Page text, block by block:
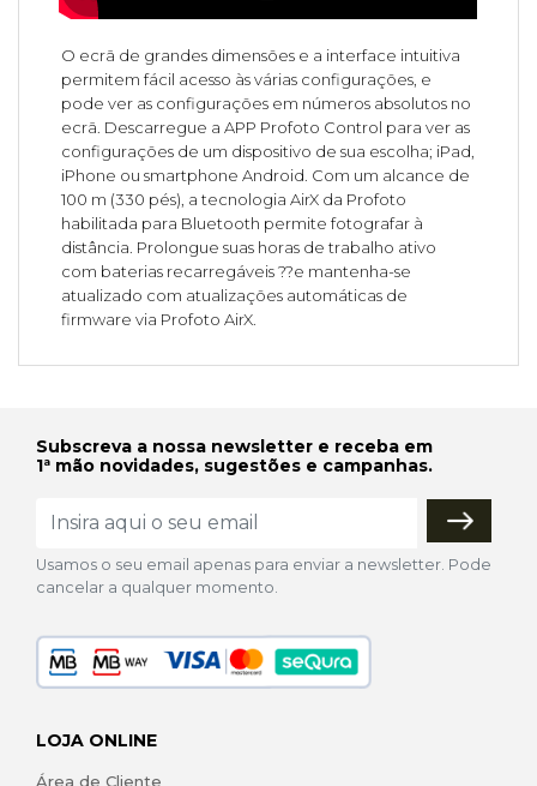
O ecrã de grandes dimensões e a interface intuitiva
permitem fácil acesso às várias configurações, e
pode ver as configurações em números absolutos no
ecrã. Descarregue a APP Profoto Control para ver as
configurações de um dispositivo de sua escolha; iPad,
iPhone ou smartphone Android. Com um alcance de
100 m (330 pés), a tecnologia AirX da Profoto
habilitada para Bluetooth permite fotografar à
distância. Prolongue suas horas de trabalho ativo
com baterias recarregáveis ??e mantenha-se
atualizado com atualizações automáticas de
firmware via Profoto AirX.
Subscreva a nossa newsletter e receba em
1ª mão novidades, sugestões e campanhas.
Usamos o seu email apenas para enviar a newsletter. Pode
cancelar a qualquer momento.
LOJA ONLINE
Área de Cliente